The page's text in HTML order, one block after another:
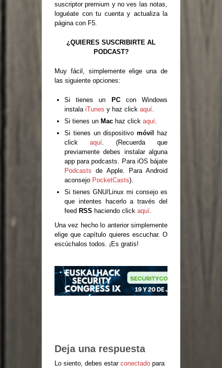
suscriptor premium y no ves las notas,
loguéate con tu cuenta y actualiza la
página con F5.
¿QUIERES SUSCRIBIRTE AL
PODCAST?
Muy fácil, simplemente elige una de
las siguiente opciones:
Si tienes un PC con Windows
instala iTunes y haz click aquí.
Si tienes un Mac haz click aquí.
Si tienes un dispositivomóvil
haz
click aquí. (Recuerda que
previamente debes instalar alguna
app para podcasts. Para iOS bájate
Podcasts de Apple. Para Android
aconsejo PocketCasts).
Si tienes GNU/Linux mi consejo es
que intentes hacerlo a través del
feed RSS haciendo click aquí.
Una vez hecho lo anterior simplemente
elige que capítulo quieres escuchar. O
escúchalos todos. ¡Es gratis!
Deja una respuesta
Lo siento, debes estar conectado para